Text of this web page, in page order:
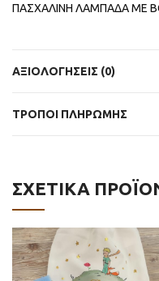
ΠΑΣΧΑΛΙΝΗ ΛΑΜΠΑΔΑ ΜΕ
ΑΞΙΟΛΟΓΉΣΕΙΣ (0)
ΤΡΟΠΟΙ ΠΛΗΡΩΜΗΣ
ΣΧΕΤΙΚΆ